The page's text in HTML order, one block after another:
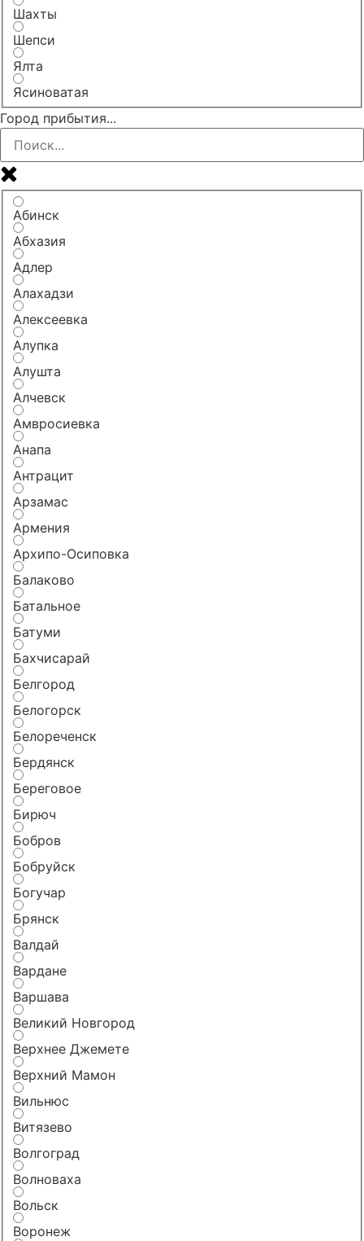
Шахты
Шепси
Ялта
Ясиноватая
Город прибытия...
Абинск
Абхазия
Адлер
Алахадзи
Алексеевка
Алупка
Алушта
Алчевск
Амвросиевка
Анапа
Антрацит
Арзамас
Армения
Архипо-Осиповка
Балаково
Батальное
Батуми
Бахчисарай
Белгород
Белогорск
Белореченск
Бердянск
Береговое
Бирюч
Бобров
Бобруйск
Богучар
Брянск
Валдай
Вардане
Варшава
Великий Новгород
Верхнее Джемете
Верхний Мамон
Вильнюс
Витязево
Волгоград
Волноваха
Вольск
Воронеж